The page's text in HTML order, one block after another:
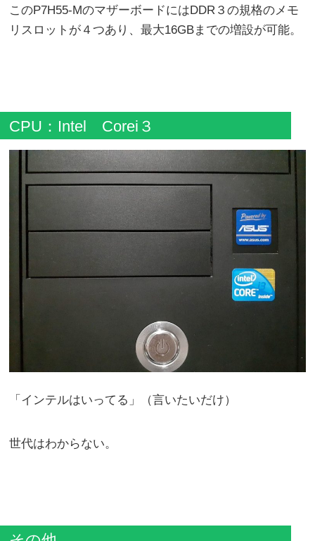
このP7H55-MのマザーボードにはDDR３の規格のメモ
リスロットが４つあり、最大16GBまでの増設が可能。
CPU：Intel Corei３
「インテルはいってる」（言いたいだけ）
世代はわからない。